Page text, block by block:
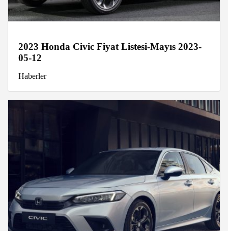
2023 Honda Civic Fiyat Listesi-Mayıs 2023-
05-12
Haberler